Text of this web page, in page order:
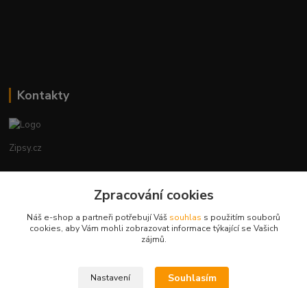
Kontakty
Zipsy.cz
+420774877333
obchod@zipsy.cz
Zpracování cookies
Náš e-shop a partneři potřebují Váš souhlas s použitím souborů
cookies, aby Vám mohli zobrazovat informace týkající se Vašich
zájmů.
Nastavení Souhlasím